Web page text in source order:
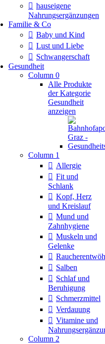
hauseigene
Nahrungsergänzungen
Familie & Co
Baby und Kind
Lust und Liebe
Schwangerschaft
Gesundheit
Column 0
Alle Produkte
der Kategorie
Gesundheit
anzeigen
Column 1
Allergie
Fit und
Schlank
Kopf, Herz
und Kreislauf
Mund und
Zahnhygiene
Muskeln und
Gelenke
Salben
Schlaf und
Beruhigung
Schmerzmittel
Verdauung
Vitamine und
Column 2